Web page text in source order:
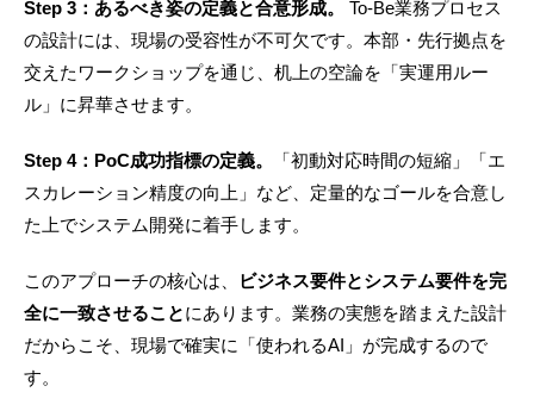
Step 3：あるべき姿の定義と合意形成。
To-Be業務プロセス
の設計には、現場の受容性が不可欠です。本部・先行拠点を
交えたワークショップを通じ、机上の空論を「実運用ルー
ル」に昇華させます。
Step 4：PoC成功指標の定義。
「初動対応時間の短縮」「エ
スカレーション精度の向上」など、定量的なゴールを合意し
た上でシステム開発に着手します。
このアプローチの核心は、
ビジネス要件とシステム要件を完
全に一致させることにあります。業務の実態を踏まえた設計
だからこそ、現場で確実に「使われるAI」が完成するので
す。